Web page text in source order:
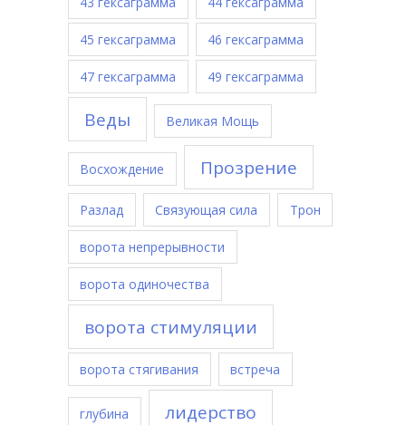
45 гексаграмма 46 гексаграмма
47 гексаграмма 49 гексаграмма
Веды Великая Мощь
Восхождение Прозрение
Разлад Связующая сила Трон
ворота непрерывности
ворота одиночества
ворота стимуляции
ворота стягивания встреча
глубина лидерство